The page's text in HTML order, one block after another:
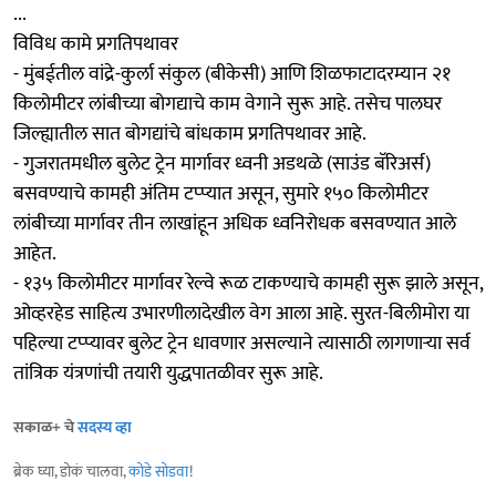
...
विविध कामे प्रगतिपथावर
- मुंबईतील वांद्रे-कुर्ला संकुल (बीकेसी) आणि शिळफाटादरम्यान २१
किलोमीटर लांबीच्या बोगद्याचे काम वेगाने सुरू आहे. तसेच पालघर
जिल्ह्यातील सात बोगद्यांचे बांधकाम प्रगतिपथावर आहे.
- गुजरातमधील बुलेट ट्रेन मार्गावर ध्वनी अडथळे (साउंड बॅरिअर्स)
बसवण्याचे कामही अंतिम टप्प्यात असून, सुमारे १५० किलोमीटर
लांबीच्या मार्गावर तीन लाखांहून अधिक ध्वनिरोधक बसवण्यात आले
आहेत.
- १३५ किलोमीटर मार्गावर रेल्वे रूळ टाकण्याचे कामही सुरू झाले असून,
ओव्हरहेड साहित्य उभारणीलादेखील वेग आला आहे. सुरत-बिलीमोरा या
पहिल्या टप्प्यावर बुलेट ट्रेन धावणार असल्याने त्यासाठी लागणाऱ्या सर्व
तांत्रिक यंत्रणांची तयारी युद्धपातळीवर सुरू आहे.
सकाळ+ चेसदस्य व्हा
ब्रेक घ्या, डोकं चालवा,कोडे सोडवा!